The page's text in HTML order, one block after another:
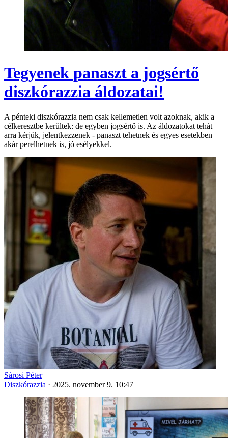
Tegyenek panaszt a jogsértő
diszkórazzia áldozatai!
A pénteki diszkórazzia nem csak kellemetlen volt azoknak, akik a
célkeresztbe kerültek: de egyben jogsértő is. Az áldozatokat tehát
arra kérjük, jelentkezzenek - panaszt tehetnek és egyes esetekben
akár perelhetnek is, jó esélyekkel.
Sárosi Péter
Diszkórazzia · 2025. november 9. 10:47